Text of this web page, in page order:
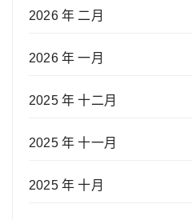
2026 年 二月
2026 年 一月
2025 年 十二月
2025 年 十一月
2025 年 十月